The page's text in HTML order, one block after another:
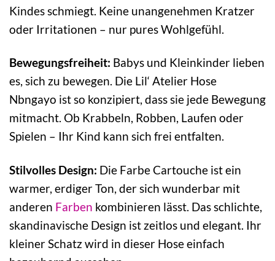
Kindes schmiegt. Keine unangenehmen Kratzer
oder Irritationen – nur pures Wohlgefühl.
Bewegungsfreiheit: Babys und Kleinkinder lieben
es, sich zu bewegen. Die Lil‘ Atelier Hose
Nbngayo ist so konzipiert, dass sie jede Bewegung
mitmacht. Ob Krabbeln, Robben, Laufen oder
Spielen – Ihr Kind kann sich frei entfalten.
Stilvolles Design: Die Farbe Cartouche ist ein
warmer, erdiger Ton, der sich wunderbar mit
anderen Farben kombinieren lässt. Das schlichte,
skandinavische Design ist zeitlos und elegant. Ihr
kleiner Schatz wird in dieser Hose einfach